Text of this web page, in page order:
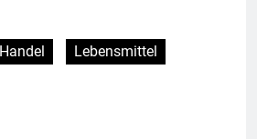
Handel
Lebensmittel